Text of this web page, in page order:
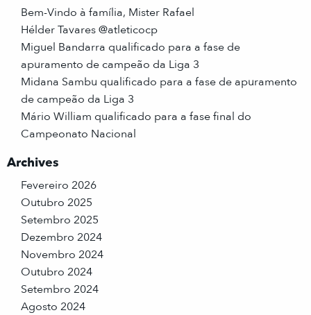
Bem-Vindo à família, Mister Rafael
Hélder Tavares @atleticocp
Miguel Bandarra qualificado para a fase de
apuramento de campeão da Liga 3
Midana Sambu qualificado para a fase de apuramento
de campeão da Liga 3
Mário William qualificado para a fase final do
Campeonato Nacional
Archives
Fevereiro 2026
Outubro 2025
Setembro 2025
Dezembro 2024
Novembro 2024
Outubro 2024
Setembro 2024
Agosto 2024